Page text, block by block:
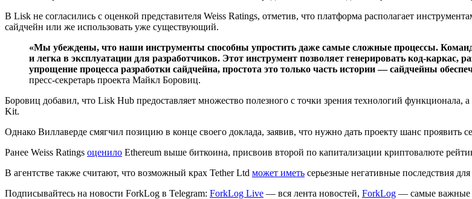
В Lisk не согласились с оценкой представителя Weiss Ratings, отметив, что платформа располагает
сайдчейн или же использовать уже существующий.
«Мы убеждены, что наши инструменты способны упростить даже самые сложные процессы.
и легка в эксплуатации для разработчиков. Этот инструмент позволяет генерировать код-каркас,
упрощение процесса разработки сайдчейна, простота это только часть истории — сайдчейны
пресс-секретарь проекта Майкл Боровиц.
Боровиц добавил, что Lisk Hub предоставляет множество полезного с точки зрения технологий
Kit.
Однако Виллаверде смягчил позицию в конце своего доклада, заявив, что нужно дать проекту шанс проявить
Ранее Weiss Ratings оценило Ethereum выше биткоина, присвоив второй по капитализации криптовалюте
В агентстве также считают, что возможный крах Tether Ltd может иметь серьезные негативные последствия
Подписывайтесь на новости ForkLog в Telegram: ForkLog Live — вся лента новостей, ForkLog — самые важные